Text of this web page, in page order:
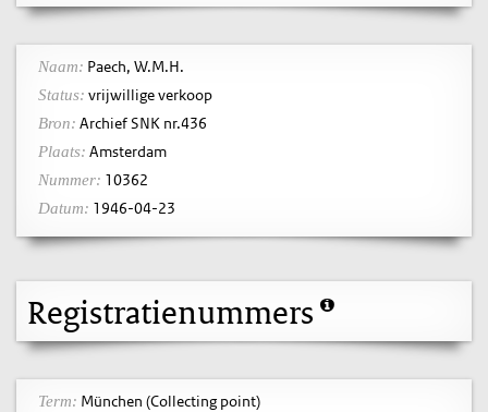
Naam: Paech, W.M.H.
Status: vrijwillige verkoop
Bron: Archief SNK nr.436
Plaats: Amsterdam
Nummer: 10362
Datum: 1946-04-23
Registratienummers
Term: München (Collecting point)